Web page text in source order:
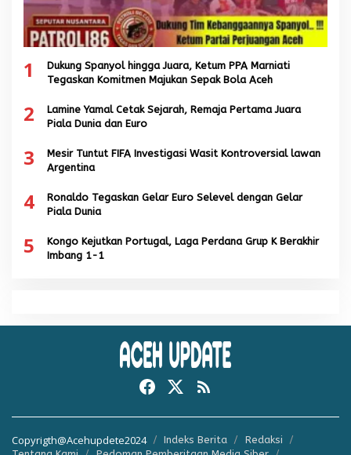
1
Dukung Spanyol hingga Juara, Ketum PPA Marniati
Tegaskan Komitmen Majukan Sepak Bola Aceh
2
Lamine Yamal Cetak Sejarah, Remaja Pertama Juara
Piala Dunia dan Euro
3
Mesir Tuntut FIFA Investigasi Wasit Kontroversial lawan
Argentina
4
Ronaldo Tegaskan Gelar Euro Selevel dengan Gelar
Piala Dunia
5
Kongo Kejutkan Portugal, Laga Perdana Grup K Berakhir
Imbang 1-1
Copyrigth@Acehupdete2024 Indeks Berita
Redaksi